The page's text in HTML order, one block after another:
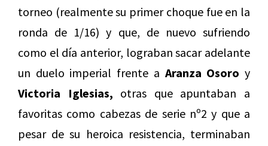
torneo (realmente su primer choque fue en la
ronda de 1/16) y que, de nuevo sufriendo
como el día anterior, lograban sacar adelante
un duelo imperial frente a Aranza Osoro y
Victoria Iglesias, otras que apuntaban a
favoritas como cabezas de serie nº2 y que a
pesar de su heroica resistencia, terminaban